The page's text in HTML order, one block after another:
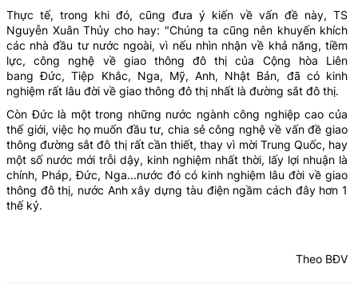
Thực tế, trong khi đó, cũng đưa ý kiến về vấn đề này, TS
Nguyễn Xuân Thủy cho hay: "Chúng ta cũng nên khuyến khích
các nhà đầu tư nước ngoài, vì nếu nhìn nhận về khả năng, tiềm
lực, công nghệ về giao thông đô thị của Cộng hòa Liên
bang Đức, Tiệp Khắc, Nga, Mỹ, Anh, Nhật Bản, đã có kinh
nghiệm rất lâu đời về giao thông đô thị nhất là đường sắt đô thị.
Còn Đức là một trong những nước ngành công nghiệp cao của
thế giới, việc họ muốn đầu tư, chia sẻ công nghệ về vấn đề giao
thông đường sắt đô thị rất cần thiết, thay vì mời Trung Quốc, hay
một số nước mới trỗi dậy, kinh nghiệm nhất thời, lấy lợi nhuận là
chính, Pháp, Đức, Nga...nước đó có kinh nghiệm lâu đời về giao
thông đô thị, nước Anh xây dựng tàu điện ngầm cách đây hơn 1
thế kỷ.
Theo BĐV